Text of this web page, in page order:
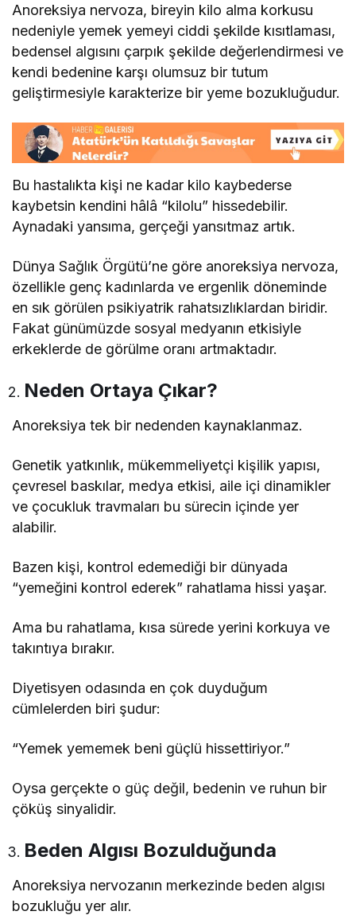
Anoreksiya nervoza, bireyin kilo alma korkusu
nedeniyle yemek yemeyi ciddi şekilde kısıtlaması,
bedensel algısını çarpık şekilde değerlendirmesi ve
kendi bedenine karşı olumsuz bir tutum
geliştirmesiyle karakterize bir yeme bozukluğudur.
Bu hastalıkta kişi ne kadar kilo kaybederse
kaybetsin kendini hâlâ “kilolu” hissedebilir.
Aynadaki yansıma, gerçeği yansıtmaz artık.
Dünya Sağlık Örgütü’ne göre anoreksiya nervoza,
özellikle genç kadınlarda ve ergenlik döneminde
en sık görülen psikiyatrik rahatsızlıklardan biridir.
Fakat günümüzde sosyal medyanın etkisiyle
erkeklerde de görülme oranı artmaktadır.
Neden Ortaya Çıkar?
Anoreksiya tek bir nedenden kaynaklanmaz.
Genetik yatkınlık, mükemmeliyetçi kişilik yapısı,
çevresel baskılar, medya etkisi, aile içi dinamikler
ve çocukluk travmaları bu sürecin içinde yer
alabilir.
Bazen kişi, kontrol edemediği bir dünyada
“yemeğini kontrol ederek” rahatlama hissi yaşar.
Ama bu rahatlama, kısa sürede yerini korkuya ve
takıntıya bırakır.
Diyetisyen odasında en çok duyduğum
cümlelerden biri şudur:
“Yemek yememek beni güçlü hissettiriyor.”
Oysa gerçekte o güç değil, bedenin ve ruhun bir
çöküş sinyalidir.
Beden Algısı Bozulduğunda
Anoreksiya nervozanın merkezinde beden algısı
bozukluğu yer alır.